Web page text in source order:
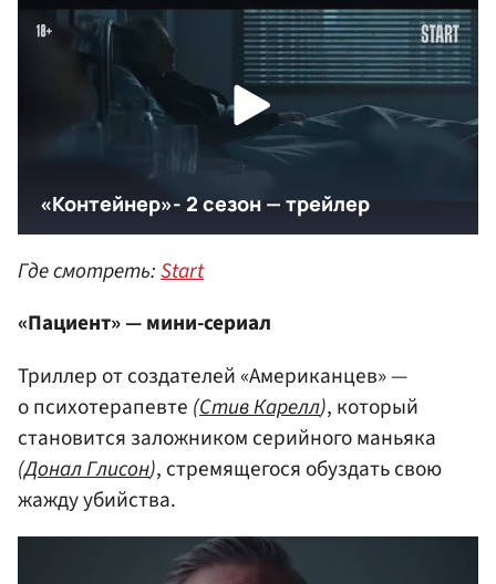
Где смотреть:Start
«Пациент» — мини-сериал
Триллер от создателей «Американцев» —
о психотерапевте (Стив Карелл), который
становится заложником серийного маньяка
(Донал Глисон), стремящегося обуздать свою
жажду убийства.